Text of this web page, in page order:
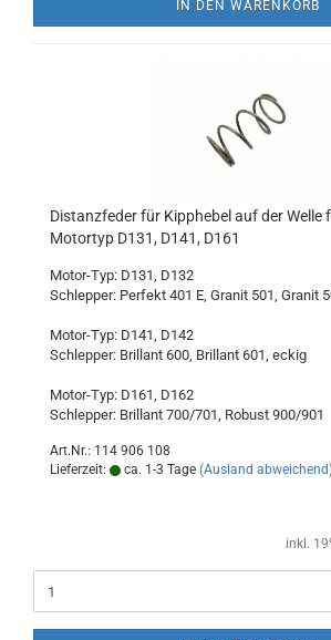
IN DEN WARENKORB
Distanzfeder für Kipphebel auf der Welle
Motortyp D131, D141, D161
Motor-Typ: D131, D132
Schlepper: Perfekt 401 E, Granit 501, Granit
Motor-Typ: D141, D142
Schlepper: Brillant 600, Brillant 601, eckig
Motor-Typ: D161, D162
Schlepper: Brillant 700/701, Robust 900/901
Art.Nr.: 114 906 108
Lieferzeit:
ca. 1-3 Tage (Ausland
inkl.